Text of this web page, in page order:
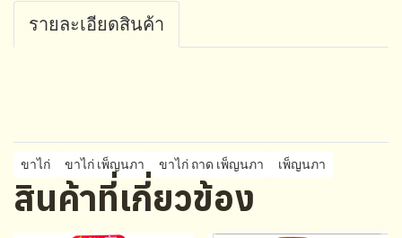
รายละเอียดสินค้า
ขาไก่ ขาไก่ เพ็ญนภา ขาไก่ ถาด เพ็ญนภา เพ็ญนภา
สินค้าที่เกี่ยวข้อง